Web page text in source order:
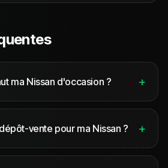
ma Nissan d'occasion ? +
vente pour ma Nissan ? +